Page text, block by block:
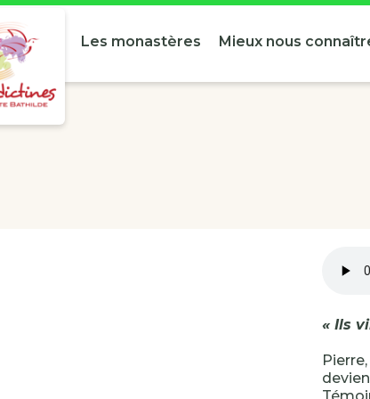
Les monastères Mieux nous
« Ils